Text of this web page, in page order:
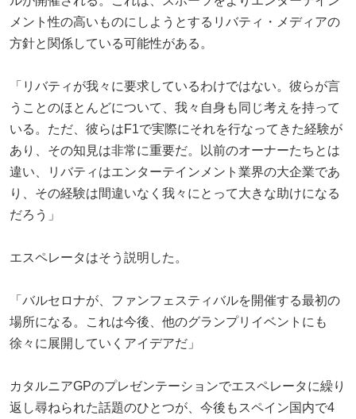
メント性の高いものにしようとするリバティ・メディアの
方針と関係している可能性がある。
「リバティが我々に要求しているわけではない。彼らが言
うことのほとんどについて、我々自身も同じ考えを持って
いる。ただ、彼らはF1で実際にそれを行なってきた経験が
あり、その知見は非常に重要だ。以前のオーナーたちとは
違い、リバティはエンターテインメント業界の大企業であ
り、その経験は間違いなく我々にとって大きな助けになる
だろう」
エスペレータはそう説明した。
「バルセロナが、ファンフェスティバルを開催する最初の
場所になる。これは今後、他のグランプリイベントにも
徐々に展開していくアイデアだ」
カタルニアGPのプレゼンテーションでエスペレータに繰り
返し尋ねられた話題のひとつが、今後もスペイン国内で4